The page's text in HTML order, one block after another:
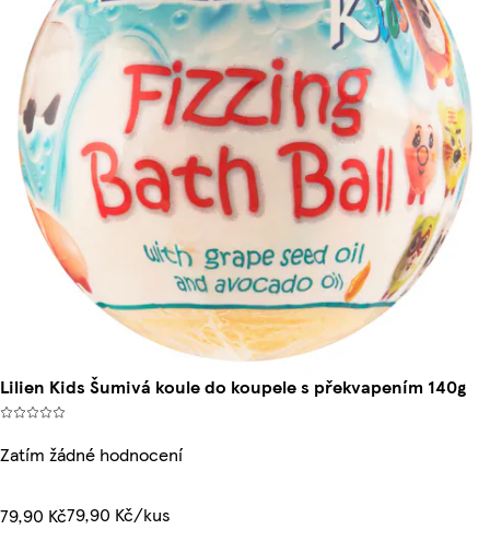
Lilien Kids Šumivá koule do koupele s překvapením 140g
Zatím žádné hodnocení
79,90 Kč79,90 Kč/kus